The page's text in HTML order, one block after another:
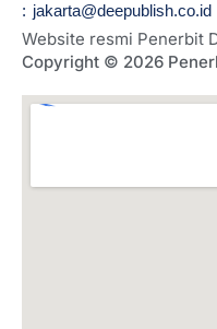
: jakarta@deepublish.co.id
Website resmi Penerbit
Copyright © 2026